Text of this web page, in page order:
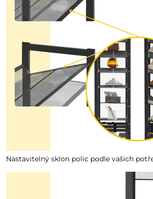
Nastavitelný sklon polic podle vašich